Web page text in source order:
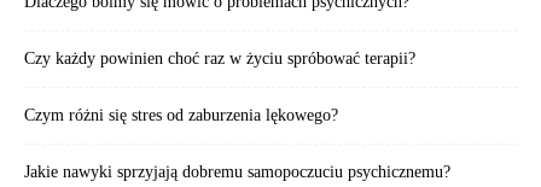
Czy każdy powinien choć raz w życiu spróbować terapii?
Czym różni się stres od zaburzenia lękowego?
Jakie nawyki sprzyjają dobremu samopoczuciu psychicznemu?